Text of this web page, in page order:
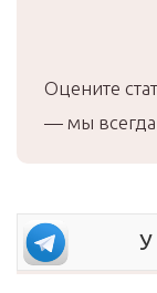
Оцените
— мы всегда
У